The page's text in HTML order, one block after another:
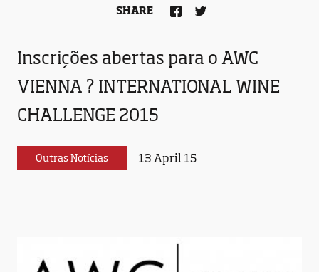
Inscrições abertas para o AWC
VIENNA ? INTERNATIONAL WINE
CHALLENGE 2015
Outras Notícias 13 April 15
SHARE